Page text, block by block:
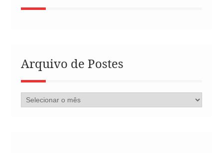
Arquivo de Postes
Arquivo
de